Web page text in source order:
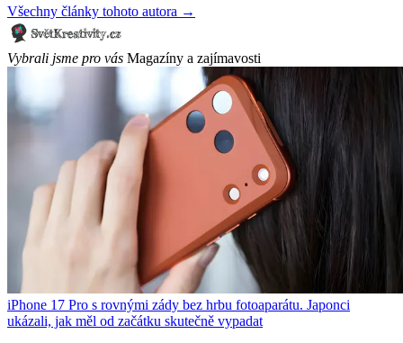
Všechny články tohoto autora →
Vybrali jsme pro vás Magazíny a zajímavosti
iPhone 17 Pro s rovnými zády bez hrbu fotoaparátu. Japonci
ukázali, jak měl od začátku skutečně vypadat